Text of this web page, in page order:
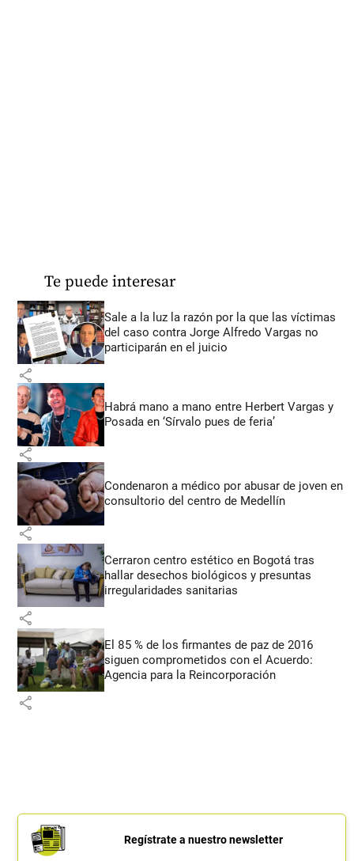
Te puede interesar
Sale a la luz la razón por la que las víctimas
del caso contra Jorge Alfredo Vargas no
participarán en el juicio
share
Habrá mano a mano entre Herbert Vargas y
Posada en ‘Sírvalo pues de feria’
share
Condenaron a médico por abusar de joven en
consultorio del centro de Medellín
share
Cerraron centro estético en Bogotá tras
hallar desechos biológicos y presuntas
irregularidades sanitarias
share
El 85 % de los firmantes de paz de 2016
siguen comprometidos con el Acuerdo:
Agencia para la Reincorporación
share
Regístrate a nuestro newsletter